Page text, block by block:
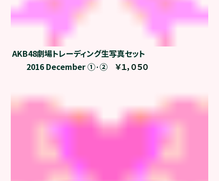
AKB48劇場トレーディング生写真セット
2016 December ①·②
￥１，０５０